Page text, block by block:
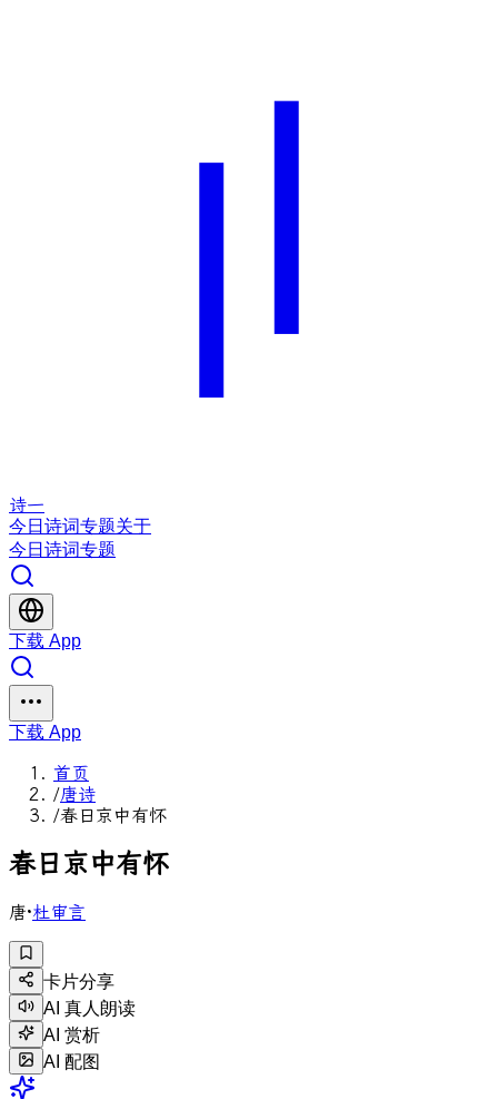
诗一
今日 诗词专题关于
今日 诗词专题
下载 App
下载 App
首页
/唐诗
/春日京中有怀
春日 京中有怀
唐·杜审言
卡片分享
AI 真人朗读
AI 赏析
AI 配图